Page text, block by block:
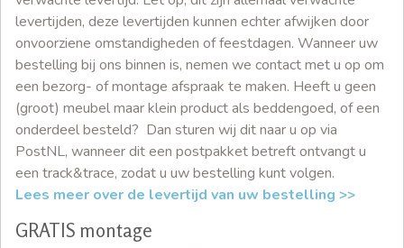
levertijden, deze levertijden kunnen echter afwijken door
onvoorziene omstandigheden of feestdagen. Wanneer uw
bestelling bij ons binnen is, nemen we contact met u op om
een bezorg- of montage afspraak te maken. Heeft u geen
(groot) meubel maar klein product als beddengoed, of een
onderdeel besteld? Dan sturen wij dit naar u op via
PostNL, wanneer dit een postpakket betreft ontvangt u
een track&trace, zodat u uw bestelling kunt volgen.
Lees meer over de levertijd van uw bestelling >>
GRATIS montage